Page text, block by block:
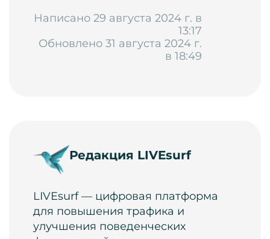
Написано 29 августа 2024 г. в
13:17
Обновлено 31 августа 2024 г.
в 18:49
Редакция LIVEsurf
LIVEsurf — цифровая платформа
для повышения трафика и
улучшения поведенческих